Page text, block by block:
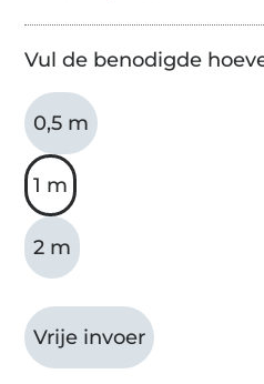
Vul de benodigde
0,5 m
1 m
2 m
Vrije invoer